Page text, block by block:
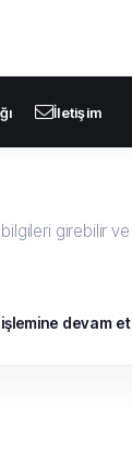
İletişim
girebilir ve
devam et